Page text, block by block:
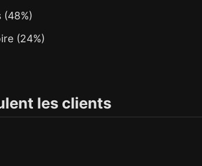
(48%)
(24%)
les clients